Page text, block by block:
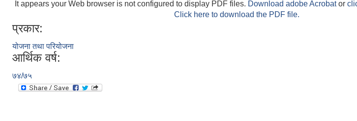
It appears your Web browser is not configured to display PDF files. Download adobe Acrobator
Click here to download the PDF file.
प्रकार:
योजना तथा परियोजना
आर्थिक वर्ष:
७४/७५